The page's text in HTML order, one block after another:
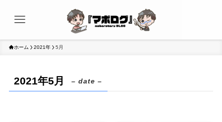
ホーム 2021年 5月
2021年5月 – date –